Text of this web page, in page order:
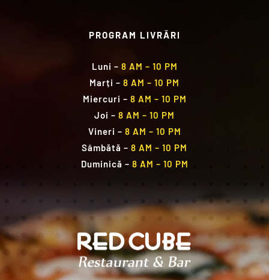
PROGRAM LIVRĂRI
Luni – 8 AM – 10 PM
Marți – 8 AM – 10 PM
Miercuri – 8 AM – 10 PM
Joi – 8 AM – 10 PM
Vineri – 8 AM – 10 PM
Sâmbătă – 8 AM – 10 PM
Duminică – 8 AM – 10 PM